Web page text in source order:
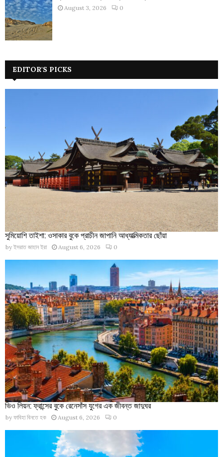
August 3, 2026 0
EDITOR'S PICKS
সুমিয়োশি তাইশা: ওসাকার বুকে প্রাচীন জাপানি আধ্যাত্মিকতার ছোঁয়া
by ইসরাত জাহান ইরা August 6, 2026 0
ভিও লিয়ন: ফ্রান্সের বুকে রেনেসাঁস যুগের এক জীবন্ত জাদুঘর
by ফাবিহা বিনতে হক August 6, 2026 0